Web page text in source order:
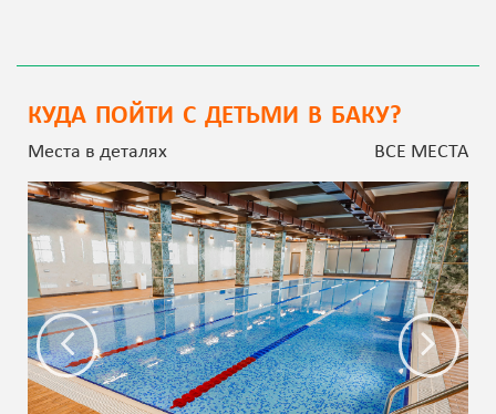
КУДА ПОЙТИ С ДЕТЬМИ В БАКУ?
Места в деталях ВСЕ МЕСТА